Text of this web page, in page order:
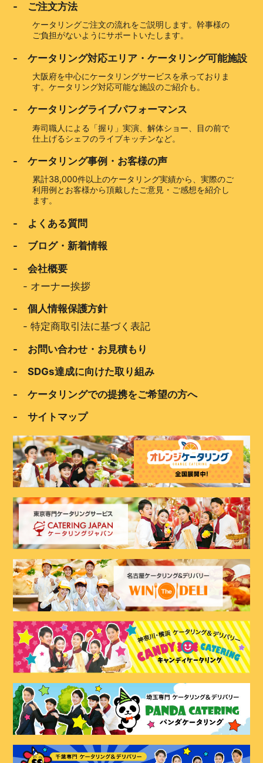
- ご注文方法
ケータリングご注文の流れをご説明します。幹事様の
ご負担がないようにサポートいたします。
- ケータリング対応エリア・ケータリング可能施設
大阪府を中心にケータリングサービスを承っておりま
す。ケータリング対応可能な施設のご紹介も。
- ケータリングライブパフォーマンス
寿司職人による「握り」実演、解体ショー、目の前で
仕上げるシェフのライブキッチンなど。
- ケータリング事例・お客様の声
累計38,000件以上のケータリング実績から、実際のご
利用例とお客様から頂戴したご意見・ご感想を紹介し
ます。
- よくある質問
- ブログ・新着情報
- 会社概要
- オーナー挨拶
- 個人情報保護方針
-特定商取引法に基づく表記
- お問い合わせ・お見積もり
- SDGs達成に向けた取り組み
- ケータリングでの提携をご希望の方へ
- サイトマップ